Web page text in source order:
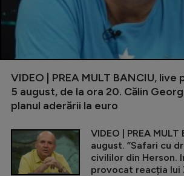
VIDEO | PREA MULT BANCIU,
5 august, de la ora 20. Călin
planul aderării la euro
VIDEO | PREA MULT
august. ”Safari cu
civililor din Herson.
provocat reacția lui